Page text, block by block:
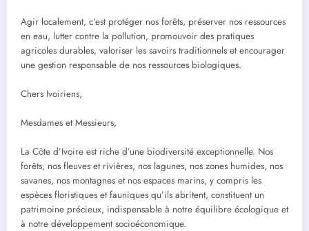
‎Agir localement, c’est protéger nos forêts, préserver nos ressources
en eau, lutter contre la pollution, promouvoir des pratiques
agricoles durables, valoriser les savoirs traditionnels et encourager
une gestion responsable de nos ressources biologiques.
‎Chers Ivoiriens,
‎Mesdames et Messieurs,
‎La Côte d’Ivoire est riche d’une biodiversité exceptionnelle. Nos
forêts, nos fleuves et rivières, nos lagunes, nos zones humides, nos
savanes, nos montagnes et nos espaces marins, y compris les
espèces floristiques et fauniques qu’ils abritent, constituent un
patrimoine précieux, indispensable à notre équilibre écologique et
à notre développement socioéconomique.